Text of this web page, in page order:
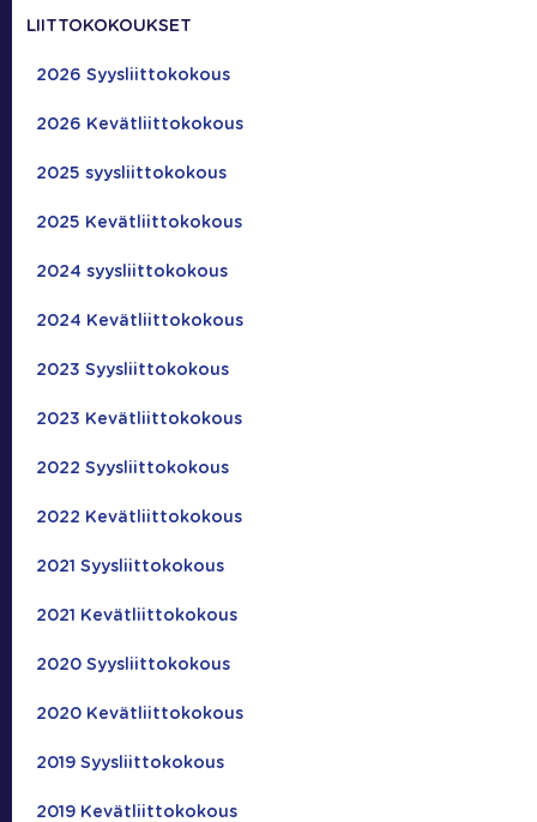
LIITTOKOKOUKSET
2026 Syysliittokokous
2026 Kevätliittokokous
2025 syysliittokokous
2025 Kevätliittokokous
2024 syysliittokokous
2024 Kevätliittokokous
2023 Syysliittokokous
2023 Kevätliittokokous
2022 Syysliittokokous
2022 Kevätliittokokous
2021 Syysliittokokous
2021 Kevätliittokokous
2020 Syysliittokokous
2020 Kevätliittokokous
2019 Syysliittokokous
2019 Kevätliittokokous